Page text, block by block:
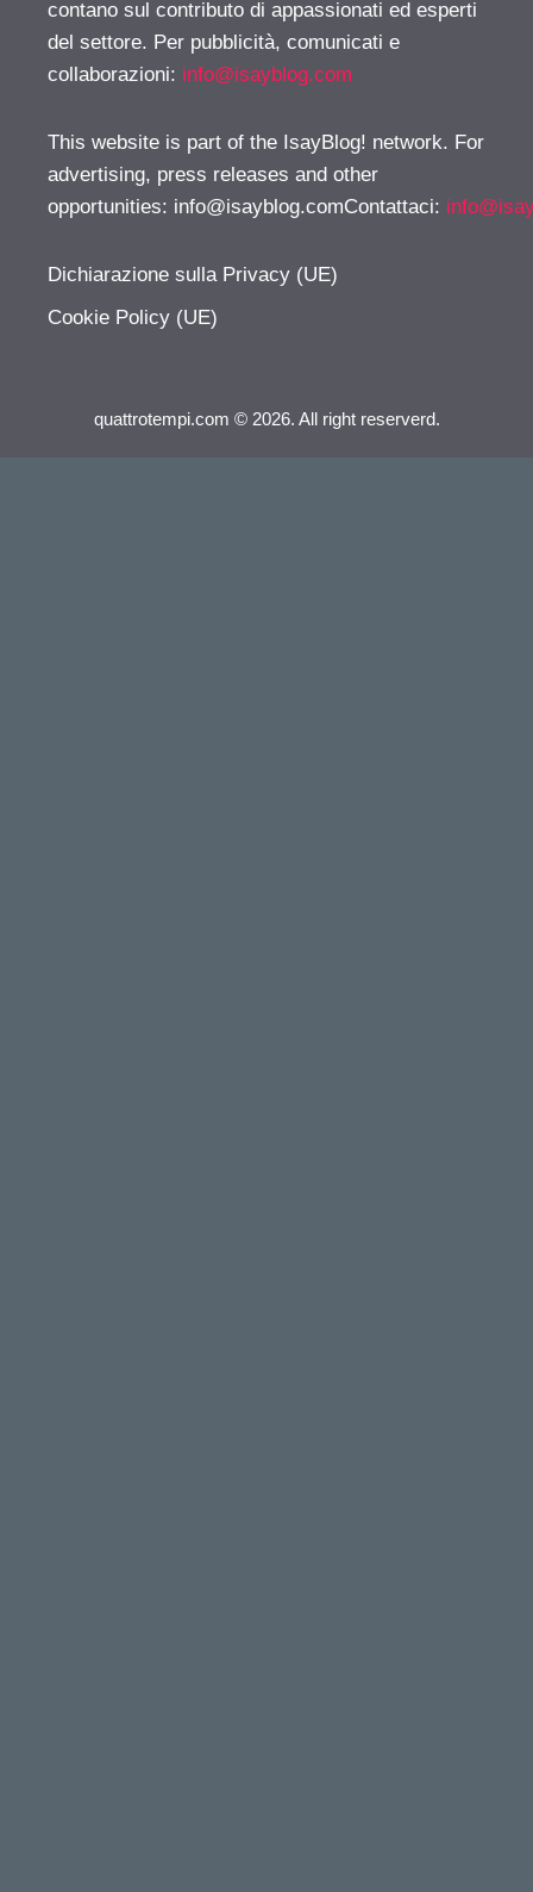
contano sul contributo di appassionati ed esperti
del settore. Per pubblicità, comunicati e
collaborazioni: info@isayblog.com
This website is part of the IsayBlog! network. For
advertising, press releases and other
opportunities: info@isayblog.comContattaci:
Dichiarazione sulla Privacy (UE)
Cookie Policy (UE)
quattrotempi.com © 2026. All right reserverd.